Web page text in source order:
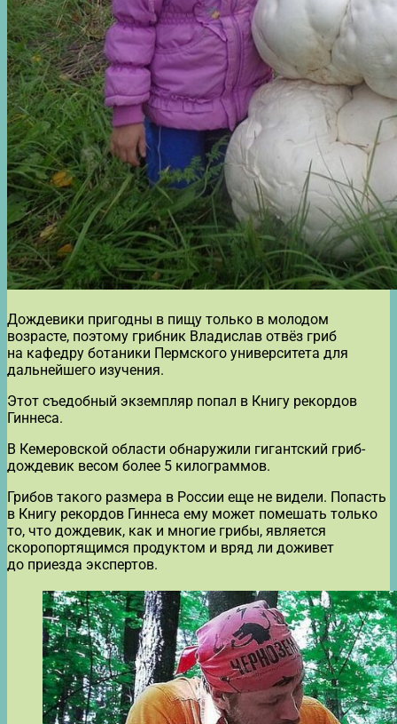
Дождевики пригодны в пищу только в молодом
возрасте, поэтому грибник Владислав отвёз гриб
на кафедру ботаники Пермского университета для
дальнейшего изучения.
Этот съедобный экземпляр попал в Книгу рекордов
Гиннеса.
В Кемеровской области обнаружили гигантский гриб-
дождевик весом более 5 килограммов.
Грибов такого размера в России еще не видели. Попасть
в Книгу рекордов Гиннеса ему может помешать только
то, что дождевик, как и многие грибы, является
скоропортящимся продуктом и вряд ли доживет
до приезда экспертов.